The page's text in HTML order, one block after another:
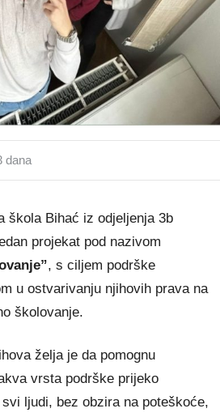
dana
škola Bihać iz odjeljenja 3b
projekat pod nazivom
, s ciljem podrške
u ostvarivanju njihovih prava na
školovanje.
želja je da pomognu
vrsta podrške prijeko
ljudi, bez obzira na poteškoće,